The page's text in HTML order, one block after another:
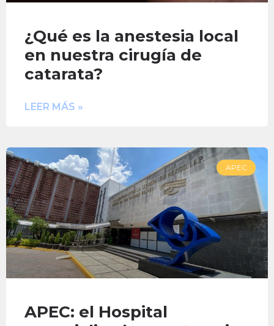
¿Qué es la anestesia local
en nuestra cirugía de
catarata?
LEER MÁS »
APEC
APEC: el Hospital